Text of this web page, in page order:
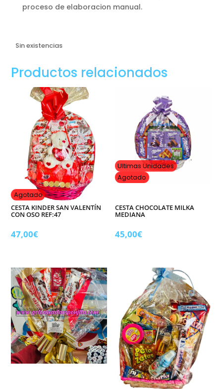
proceso de elaboracion manual.
Sin existencias
Productos relacionados
Agotado
CESTA KINDER SAN VALENTÍN
CON OSO REF:47
47,00€
Ultimas Unidades
Agotado
CESTA CHOCOLATE MILKA
MEDIANA
45,00€